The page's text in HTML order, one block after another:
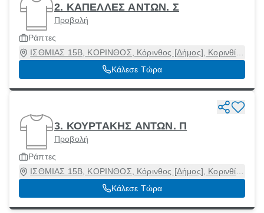
2. ΚΑΠΕΛΛΕΣ ΑΝΤΩΝ. Σ
Προβολή
Ράπτες
ΙΣΘΜΙΑΣ 15Β, ΚΟΡΙΝΘΟΣ, Κόρινθος [Δήμος], Κορινθία,
20100
Κάλεσε Τώρα
3. ΚΟΥΡΤΑΚΗΣ ΑΝΤΩΝ. Π
Προβολή
Ράπτες
ΙΣΘΜΙΑΣ 15Β, ΚΟΡΙΝΘΟΣ, Κόρινθος [Δήμος], Κορινθία,
20100
Κάλεσε Τώρα